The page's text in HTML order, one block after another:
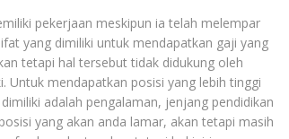
pekerjaan meskipun ia telah melempar
yang dimiliki untuk mendapatkan gaji yang
tetapi hal tersebut tidak didukung oleh
Untuk mendapatkan posisi yang lebih tinggi
adalah pengalaman, jenjang pendidikan
yang akan anda lamar, akan tetapi masih